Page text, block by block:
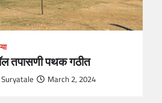
तपासणी पथक गठीत
March 2, 2024